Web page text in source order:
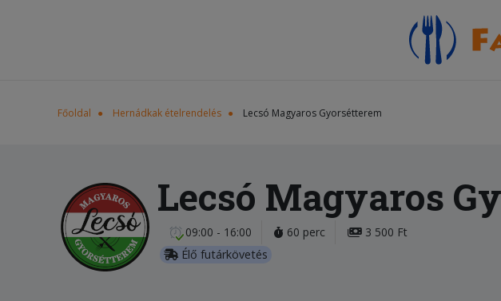
Főoldal Hernádkak ételrendelés Lecsó Magyaros Gyorsétterem
Lecsó Magyaros
09:00 - 16:00 60 perc
3 500 Ft
Élő futárkövetés